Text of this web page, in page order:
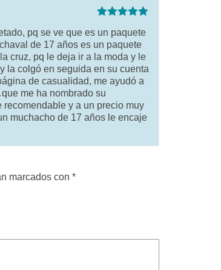
5de 5
pq se ve que es un paquete
de 17 años es un paquete
cruz, pq le deja ir a la moda y le
la colgó en seguida en su cuenta
de casualidad, me ayudó a
me ha nombrado su
y a un precio muy
muchacho de 17 años le encaje
marcados con *